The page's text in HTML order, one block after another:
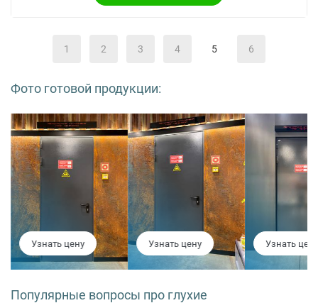
1 2 3 4 5 6
Фото готовой продукции:
Узнать цену Узнать цену Узнать цену
Популярные вопросы про глухие